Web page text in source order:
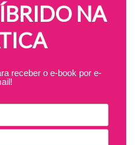
NA
receber o e-book por e-